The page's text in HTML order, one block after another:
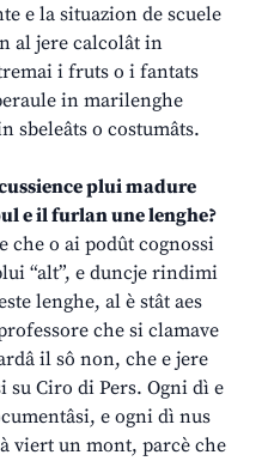
e la situazion de scuele
al jere calcolât in
i fruts o i fantats
in marilenghe
sbeleâts o costumâts.
plui madure
e il furlan une lenghe?
che o ai podût cognossi
“alt”, e duncje rindimi
lenghe, al è stât aes
che si clamave
il sô non, che e jere
su Ciro di Pers. Ogni dì e
e ogni dì nus
viert un mont, parcè che